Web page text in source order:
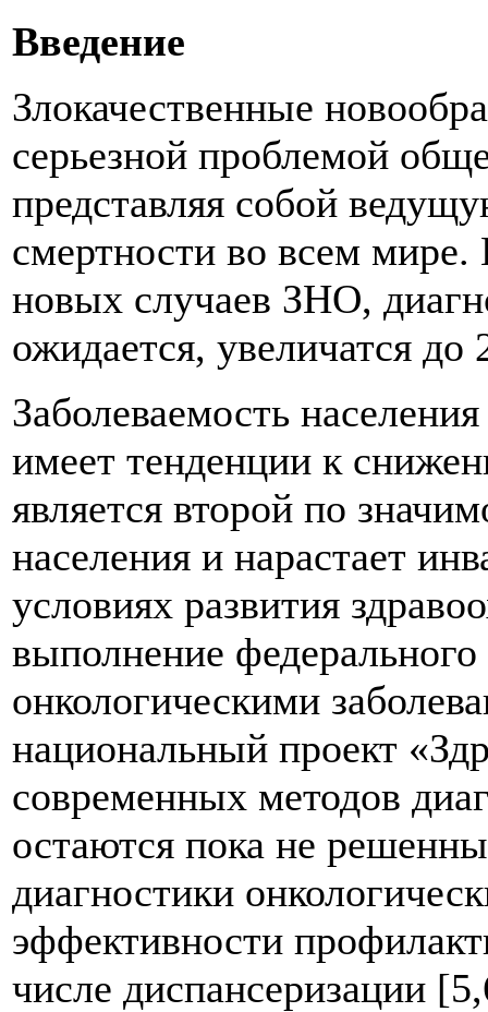
Введение
Злокачественные
серьезной проблемой
представляя собой
смертности во всем
новых случаев ЗНО,
ожидается, увеличатся
Заболеваемость
имеет тенденции к
является второй по
населения и нарастает
условиях развития
выполнение
онкологическими
национальный проект
современных методов
остаются пока не
диагностики
эффективности
числе диспансеризации